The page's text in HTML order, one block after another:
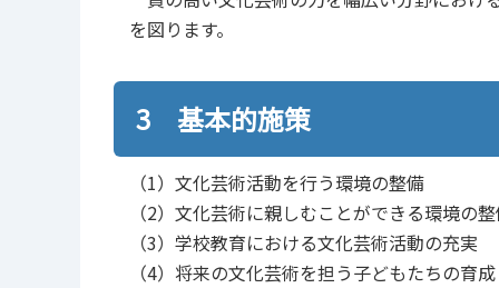
を図ります。
3 基本的施策
（1）文化芸術活動を行う環境の整備
（2）文化芸術に親しむことができる環境の
（3）学校教育における文化芸術活動の充実
（4）将来の文化芸術を担う子どもたちの育成